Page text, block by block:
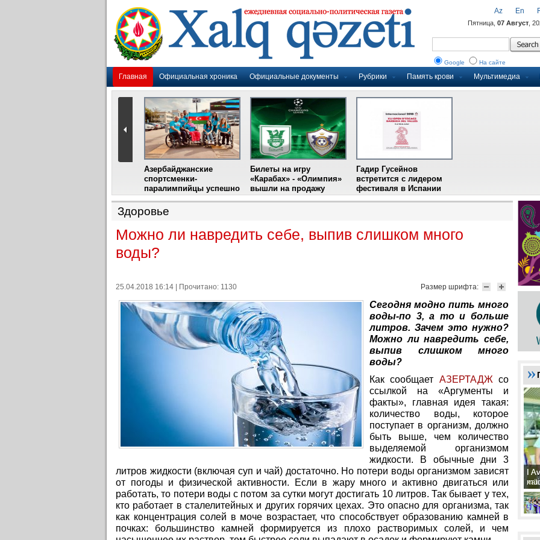
Главная Официальная хроника Официальные документы Рубрики Память крови Мультимедиа
Az En
Пятница, 07 Август ,
Google На сайте
Азербайджанские
спортсменки-
паралимпийцы успешно
выступили на III
Международном
фестивале парашютного
Билеты на игру
«Карабах» - «Олимпия»
вышли на продажу
Гадир Гусейнов
встретится с лидером
фестиваля в Испании
Здоровье
Можно ли навредить себе, выпив слишком много
воды?
Размер шрифта:
25.04.2018 16:14 | Прочитано: 1130
Сегодня модно пить много
воды-по 3, а то и больше
литров. Зачем это нужно?
Можно ли навредить себе,
выпив слишком много
воды?
Как сообщает АЗЕРТАДЖ со
ссылкой на «Аргументы и
факты», главная идея такая:
количество воды, которое
поступает в организм, должно
быть выше, чем количество
выделяемой организмом
жидкости. В обычные дни 3
литров жидкости (включая суп и чай) достаточно. Но потери воды организмом зависят
от погоды и физической активности. Если в жару много и активно двигаться или
работать, то потери воды с потом за сутки могут достигать 10 литров. Так бывает у тех,
кто работает в сталелитейных и других горячих цехах. Это опасно для организма, так
как концентрация солей в моче возрастает, что способствует образованию камней в
почках: большинство камней формируется из плохо растворимых солей, и чем
II